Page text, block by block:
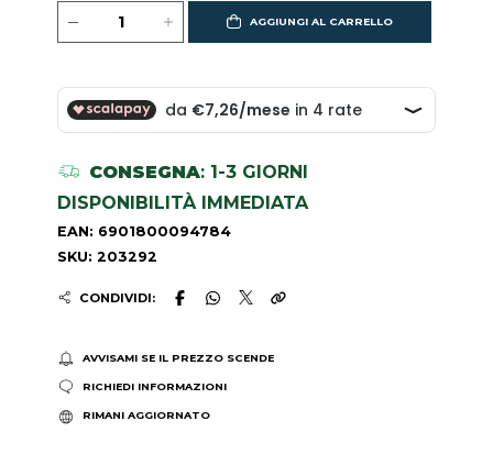
AGGIUNGI AL CARRELLO
CONSEGNA: 1-3 GIORNI
DISPONIBILITÀ IMMEDIATA
EAN: 6901800094784
SKU: 203292
CONDIVIDI:
AVVISAMI SE IL PREZZO SCENDE
RICHIEDI INFORMAZIONI
RIMANI AGGIORNATO